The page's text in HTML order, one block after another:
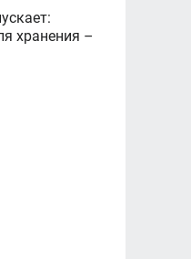
хранения –